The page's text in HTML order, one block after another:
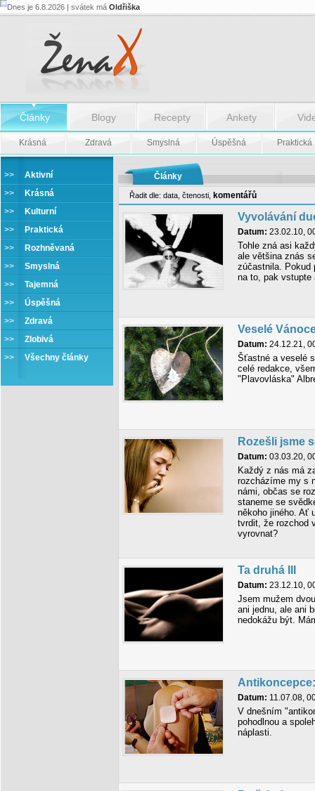
Dnes je 6.8.2026 | svátek má Oldřiška
Články Blogy Recepty Ankety
Krásná Zdravá Smyslná Úspěšná Praktická
>> Aktivní
>>
Krásná
>>
Kulturní
>>
Praktická
>>
Rozhněvaná
>> Smyslná
>> Tajemná
>> Úspěšná
>> Zdravá
>> Zlobivá
>> Všechny články
Články
Řadit dle: data čtenosti komentářů
Vyvolávání
Datum: 23.02.10,
Tohle zná asi
ale většina znás
zúčastnila. Pokud
na to, pak vstupte
Veselé
Datum: 24.12.21,
Šťastné a veselé
celé redakce,
"Plavovláska"
Rozešli jsme
Datum: 03.03.20,
Každý z nás má
rozcházíme my s
námi, občas se
staneme se
někoho jiného. Ať
tvrdit, že rozchod
vyrovnat?
Ta druhá III
Datum: 23.12.10,
Jsem mužem
ani jednu, ale ani
nedokážu být.
Datum: 11.07.08,
V dnešním
pohodlnou a
náplasti.